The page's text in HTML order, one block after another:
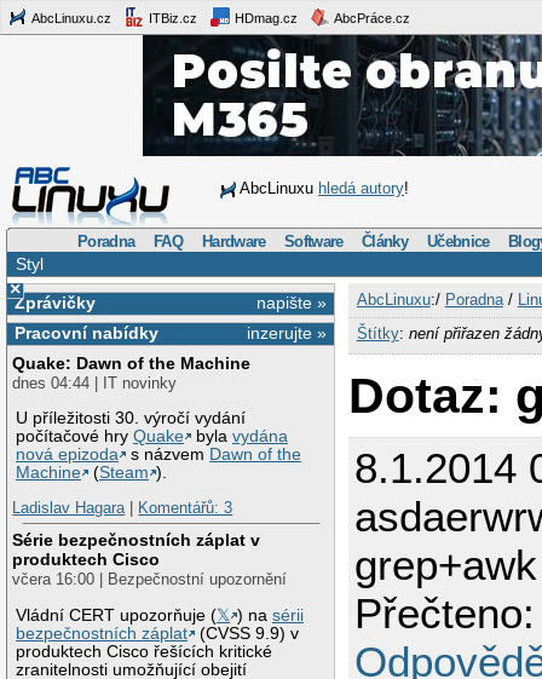
AbcLinuxu.cz ITBiz.cz HDmag.cz AbcPráce.cz
AbcLinuxu hledá autory!
Poradna FAQ Hardware Software Články Učebnice
Styl
×
napište »
Zprávičky
inzerujte »
Pracovní nabídky
Quake: Dawn of the Machine
dnes 04:44 | IT novinky
U příležitosti 30. výročí vydání
počítačové hryQuake bylavydána
nová epizoda
s názvem Dawn of the
Machine
(Steam ).
Ladislav Hagara| Komentářů: 3
Série bezpečnostních záplat v
produktech Cisco
včera 16:00 | Bezpečnostní upozornění
Vládní CERT upozorňuje (𝕏 ) nasérii
bezpečnostních záplat
(CVSS 9.9) v
produktech Cisco řešících kritické
zranitelnosti umožňující obejití
AbcLinuxu:/ Poradna/
Štítky: není přiřazen
Dotaz:
8.1.2014
grep+awk